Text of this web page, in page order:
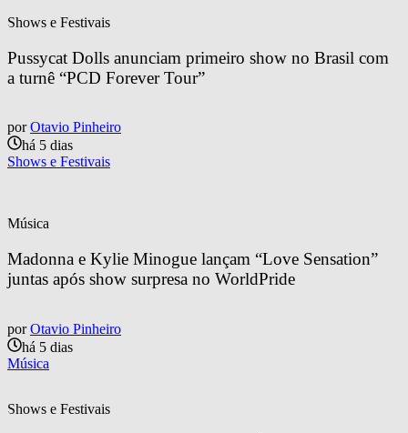
Shows e Festivais
Pussycat Dolls anunciam primeiro show no Brasil com
a turnê “PCD Forever Tour”
por Otavio Pinheiro
há 5 dias
Shows e Festivais
Música
Madonna e Kylie Minogue lançam “Love Sensation”
juntas após show surpresa no WorldPride
por Otavio Pinheiro
há 5 dias
Música
Shows e Festivais